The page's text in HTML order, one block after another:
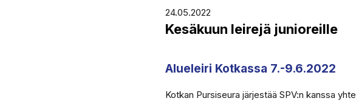
24.05.2022
Kesäkuun leirejä junioreille
Alueleiri Kotkassa 7.-9.6.2022
Kotkan Pursiseura järjestää SPV:n kanssa